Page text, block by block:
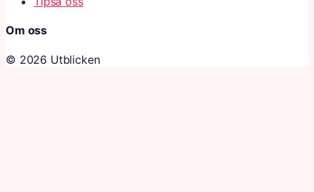
Om oss
© 2026 Utblicken